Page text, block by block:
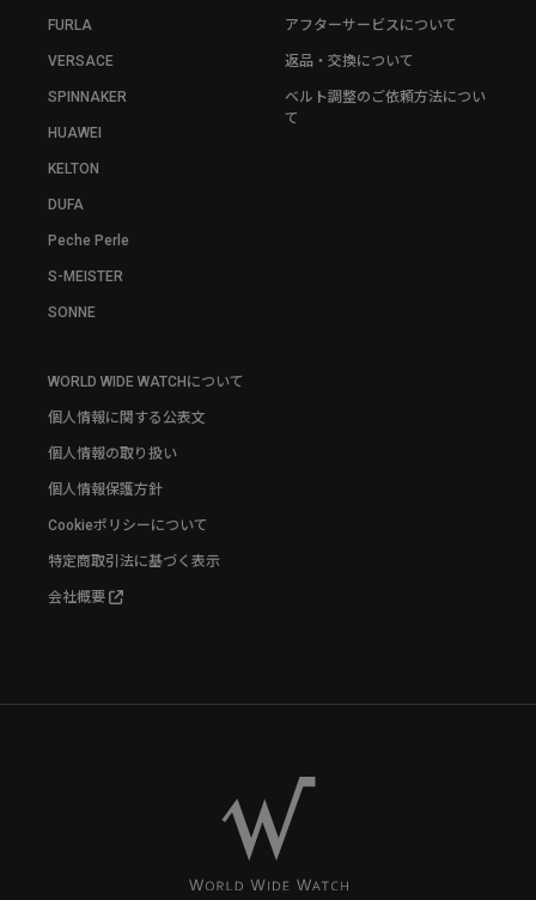
FURLA
VERSACE
SPINNAKER
HUAWEI
KELTON
DUFA
Peche Perle
S-MEISTER
SONNE
アフターサービスについて
返品・交換について
ベルト調整のご依頼方法につい
て
WORLD WIDE WATCHについて
個人情報に関する公表文
個人情報の取り扱い
個人情報保護方針
Cookieポリシーについて
特定商取引法に基づく表示
会社概要